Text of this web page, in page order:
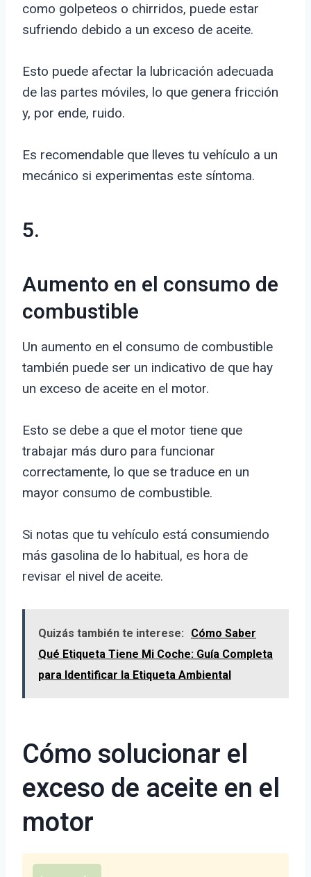
como golpeteos o chirridos, puede estar
sufriendo debido a un exceso de aceite.
Esto puede afectar la lubricación adecuada
de las partes móviles, lo que genera fricción
y, por ende, ruido.
Es recomendable que lleves tu vehículo a un
mecánico si experimentas este síntoma.
5.
Aumento en el consumo de
combustible
Un aumento en el consumo de combustible
también puede ser un indicativo de que hay
un exceso de aceite en el motor.
Esto se debe a que el motor tiene que
trabajar más duro para funcionar
correctamente, lo que se traduce en un
mayor consumo de combustible.
Si notas que tu vehículo está consumiendo
más gasolina de lo habitual, es hora de
revisar el nivel de aceite.
Quizás también te interese:
Cómo Saber
Qué Etiqueta Tiene Mi Coche: Guía Completa
para Identificar la Etiqueta Ambiental
Cómo solucionar el
exceso de aceite en el
motor